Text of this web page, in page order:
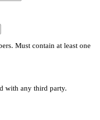
Must contain at least one
with any third party.